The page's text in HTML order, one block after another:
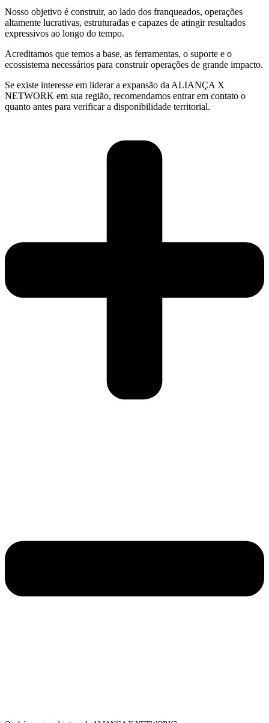
Nosso objetivo é construir, ao lado dos franqueados, operações
altamente lucrativas, estruturadas e capazes de atingir resultados
expressivos ao longo do tempo.
Acreditamos que temos a base, as ferramentas, o suporte e o
ecossistema necessários para construir operações de grande impacto.
Se existe interesse em liderar a expansão da ALIANÇA X
NETWORK em sua região, recomendamos entrar em contato o
quanto antes para verificar a disponibilidade territorial.